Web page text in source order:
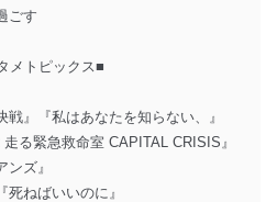
す
メトピックス■
』『私はあなたを知らない、』
緊急救命室 CAPITAL CRISIS』
ズ』
ねばいいのに』